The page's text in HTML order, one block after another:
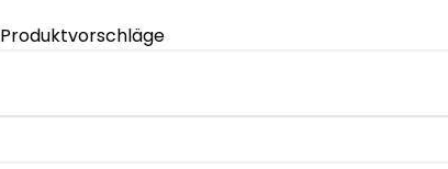
Produktvorschläge